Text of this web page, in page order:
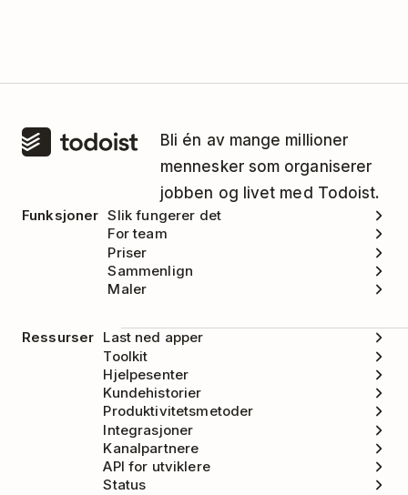
Bli én av mange millioner
mennesker som organiserer
jobben og livet med Todoist.
Funksjoner Slik fungerer det
For team
Priser
Sammenlign
Maler
Ressurser Last ned apper
Toolkit
Hjelpesenter
Kundehistorier
Produktivitetsmetoder
Integrasjoner
Kanalpartnere
API for utviklere
Status